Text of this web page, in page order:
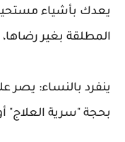
يعدك بأشياء
المطلقة بغير
ينفرد بالنساء: يصر
بحجة "سرية العلاج"